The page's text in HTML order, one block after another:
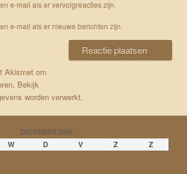
e-mail als er vervolgreacties zijn.
e-mail als er nieuwe berichten zijn.
Akismet om
Bekijk
worden verwerkt.
DECEMBER 2004
W D V Z
Z